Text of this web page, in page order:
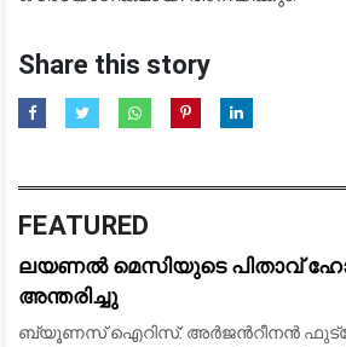
Share this story
FEATURED
ലയണൽ മെസിയുടെ പിതാവ്
അന്തരിച്ചു
ബ്യൂണസ് ഐറിസ്: അർജന്‍റീനൻ